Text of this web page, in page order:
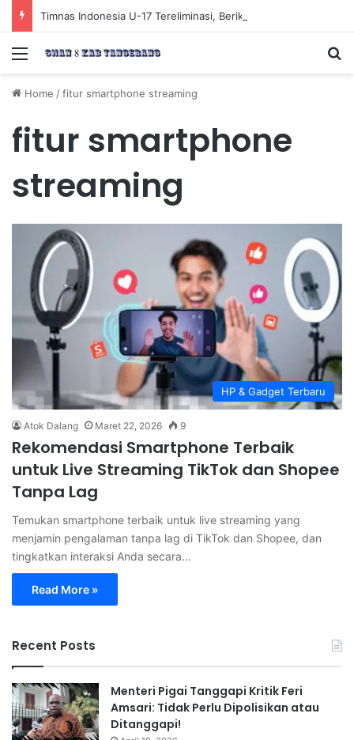
Menu
Home /fitur smartphone streaming
fitur smartphone
streaming
HP & Gadget Terbaru
Atok Dalang Maret 22, 2026 9
Rekomendasi Smartphone Terbaik
untuk Live Streaming TikTok dan Shopee
Tanpa Lag
Temukan smartphone terbaik untuk live streaming yang
menjamin pengalaman tanpa lag di TikTok dan Shopee, dan
tingkatkan interaksi Anda secara…
Read More »
Recent Posts
Menteri Pigai Tanggapi Kritik Feri
Amsari: Tidak Perlu Dipolisikan atau
Ditanggapi!